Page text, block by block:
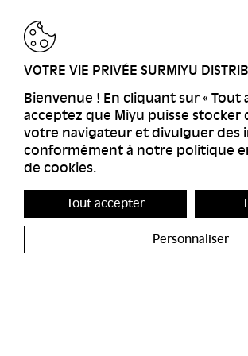
RETOUR
VOTRE VIE PRIVÉE SURMIYU
Bienvenue ! En cliquant sur « Tout
acceptez que Miyu puisse stocker
votre navigateur et divulguer des
conformément à notre politique
de cookies.
Tout accepter
Personnaliser